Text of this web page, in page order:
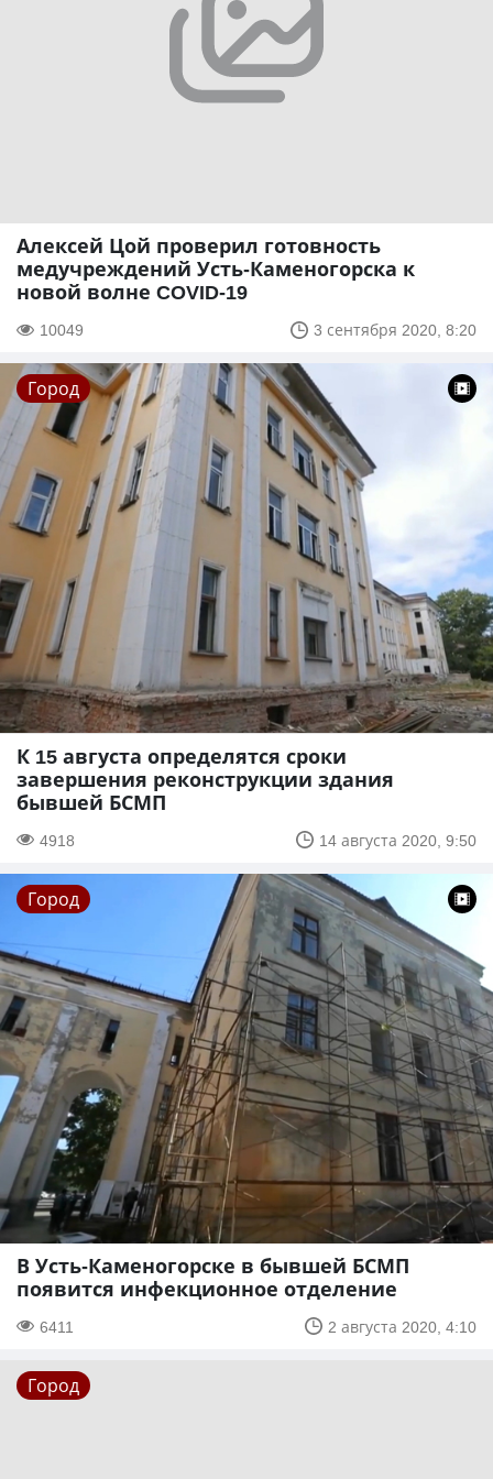
Алексей Цой проверил готовность
медучреждений Усть-Каменогорска к
новой волне COVID-19
10049 3 сентября 2020, 8:20
Город
К 15 августа определятся сроки
завершения реконструкции здания
бывшей БСМП
4918 14 августа 2020, 9:50
Город
В Усть-Каменогорске в бывшей БСМП
появится инфекционное отделение
6411 2 августа 2020, 4:10
Город